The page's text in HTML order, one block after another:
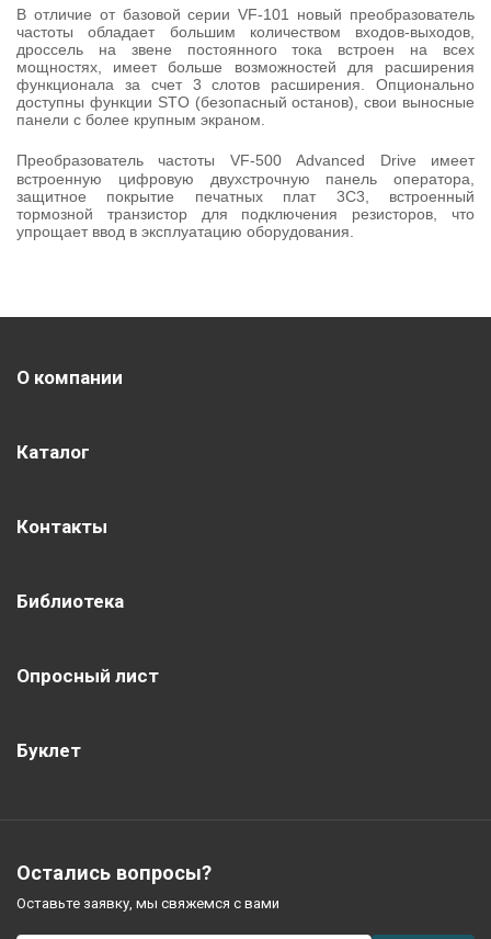
В отличие от базовой серииVF-101 новый преобразователь
частоты обладает большим количеством входов-выходов,
дроссель на звене постоянного тока встроен на всех
мощностях, имеет больше возможностей для расширения
функционала за счет 3 слотов расширения. Опционально
доступны функции STO(безопасный останов), свои выносные
панели с более крупным экраном.
Преобразователь частоты VF-500Advanced Drive имеет
встроенную цифровую двухстрочную панель оператора,
защитное покрытие печатных плат 3С3, встроенный
тормозной транзистор для подключения резисторов, что
упрощает ввод в эксплуатацию оборудования.
О компании
Каталог
Контакты
Библиотека
Опросный лист
Буклет
Остались вопросы?
Оставьте заявку, мы свяжемся с вами